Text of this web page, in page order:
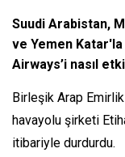
Suudi Arabistan,
ve Yemen
Airways’i nasıl
Birleşik Arap
havayolu şirketi
itibariyle durdurdu.